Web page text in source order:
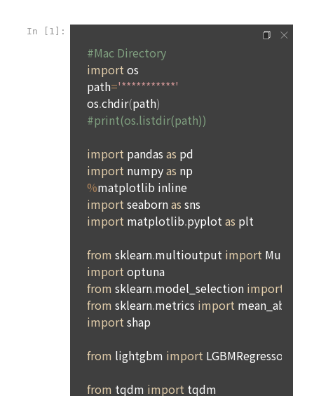
0
며, 어떤 방식이든 본 서비스를 사용한다는 것은 “회원”이 본 약
관의 전부에 동의한다는 것을 의미하며 본 약관은 “회원”이 서비
스를 사용하는 동안 계속 유효하다. 본 약관은 저작권 분쟁 정책
의 조항을 포함한다.
제 2 조 (용어의 정의)
1."사이트"라 함은 "회사"가 서비스를 "회원"에게 제공하기 위하
여 컴퓨터 등 정보 통신 설비를 이용하여 설정한 가상의 영업장
또는 "회사"가 운영하는 아래 웹사이트를 말한다.
가. ***.dacon.io
제공하는 모든 서비스를 말한다. 그 외 "회사"가 운영하는 사이
트를 통해 개인이 등록한 자료를 DB화하여 각각의 목적에 맞게
분류, 가공, 집계하여 정보를 제공하는 서비스를 포함한다.
3. "개인회원"이라 함은 서비스를 이용하기 위하여 이 약관에 동
의하고 "회사"와 이용 계약을 체결한 개인을 말한다.
하여 본인의 개인정보와 프로젝트, 코드 등을 공유한 자로서, 채
는 것에 동의한 “개인회원”을 말한다.
데이콘은 이용자 개인정보 보호를 여러 경영요소 가운데 최
우선의 가치로 두고 있습니다. 데이콘주식회사(이하 ‘데이콘’ 또
는 ‘회사’)는 서비스 기획부터 종료까지 정보통신망 이용촉진 및
정보보호 등에 관한 법률(이하 ‘정보통신망법’), 개인정보보호법
등 국내의 개인정보 보호 법령을 철저히 준수합니다.
데이콘이 어떤 정보를 수집하고, 수집한 정보를 어떻게 사용하
며, 필요에 따라 누구와 이를 공유(‘위탁 또는 제공’)하며, 이용목
적을 달성한 정보를 언제, 어떻게 파기 하는지 등 ‘개인정보의 한
살이’와 관련한 정보를 투명하게 제공합니다.
지고 있으며, 이를 어떤 방법과 절차로 행사할 수 있는지를 알려
드립니다. 또한, 법정대리인(부모 등)이 만14세 미만 아동의 개
인정보 보호를 위해 어떤 권리를 행사할 수 있는지도 함께 안내
이미 발생한 피해를 복구하기 위해 누구에게 연락하여 어떤 도
경품 행사, 이벤트, 경진대회 홍보 목적 등의 광고성 정보를 전자
서신우편, 문자(SMS 또는 카카오 알림톡), 푸시, 전화 등을 통해
이용자에게 제공합니다.
- 마케팅 수신 동의는 거부하실 수 있으며 동의 이후에라도 고객
동의를 거부 하시더라도 DACON에서 제공하는 서비스의 이용
에 제한이 되지 않습니다.
단, 할인, 이벤트 및 이용자 맞춤형 상품 추천 등의 마케팅 정보
안내 서비스가 제한됩니다.
2. 미동의 시 불이익 사항
개인정보보호법 제22조 제5항에 의해 선택정보 사항에 대해서
는 동의 거부 하시더라도 서비스 이용에 제한되지 않습니다.
단, 할인, 이벤트 및 이용자 맞춤형 상품 추천 등의 마케팅 정보
안내 서비스가 제한됩니다.
3. 서비스 정보 수신 동의 철회
DACON에서 제공하는 마케팅 정보를 원하지 않을 경우 ‘홈>계